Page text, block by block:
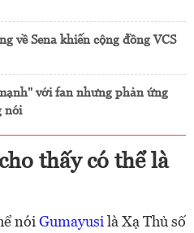
về Sena khiến cộng đồng VCS
với fan nhưng phản ứng
nói
thấy có thể là
nói Gumayusi là Xạ Thủ số